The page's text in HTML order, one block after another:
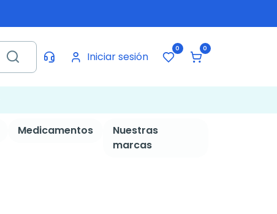
Iniciar sesión
0 0
Medicamentos
Nuestras
marcas